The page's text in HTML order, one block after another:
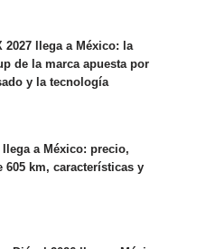
2027 llega a México: la
de la marca apuesta por
y la tecnología
llega a México: precio,
605 km, características y